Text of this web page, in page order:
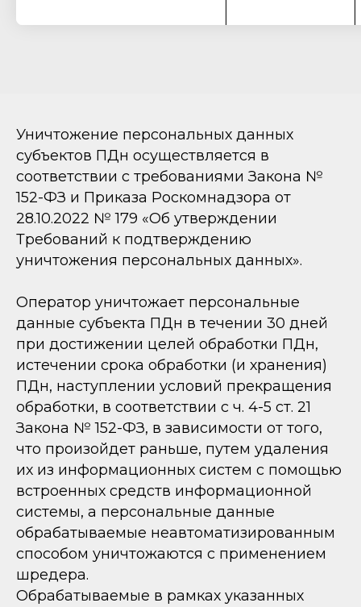
Уничтожение персональных данных
субъектов ПДн осуществляется в
соответствии с требованиями Закона №
152-ФЗ и Приказа Роскомнадзора от
28.10.2022 № 179 «Об утверждении
Требований к подтверждению
уничтожения персональных данных».
Оператор уничтожает персональные
данные субъекта ПДн в течении 30 дней
при достижении целей обработки ПДн,
истечении срока обработки (и хранения)
ПДн, наступлении условий прекращения
обработки, в соответствии с ч. 4-5 ст. 21
Закона № 152-ФЗ, в зависимости от того,
что произойдет раньше, путем удаления
их из информационных систем с помощью
встроенных средств информационной
системы, а персональные данные
обрабатываемые неавтоматизированным
способом уничтожаются с применением
шредера.
Обрабатываемые в рамках указанных